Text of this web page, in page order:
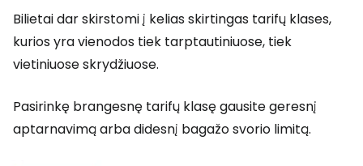
Bilietai dar skirstomi į kelias skirtingas tarifų klases,
kurios yra vienodos tiek tarptautiniuose, tiek
vietiniuose skrydžiuose.
Pasirinkę brangesnę tarifų klasę gausite geresnį
aptarnavimą arba didesnį bagažo svorio limitą.